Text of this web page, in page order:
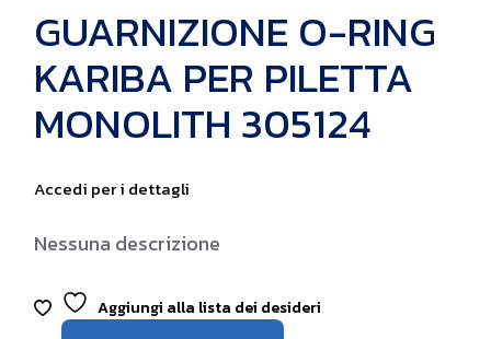
GUARNIZIONE O-RING
KARIBA PER PILETTA
MONOLITH 305124
Accedi per i dettagli
Nessuna descrizione
Aggiungi alla lista dei desideri